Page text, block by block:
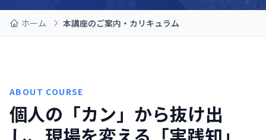
ホーム 本講座のご案内・カリキュラム
ABOUT COURSE
個人の「カン」から抜け出